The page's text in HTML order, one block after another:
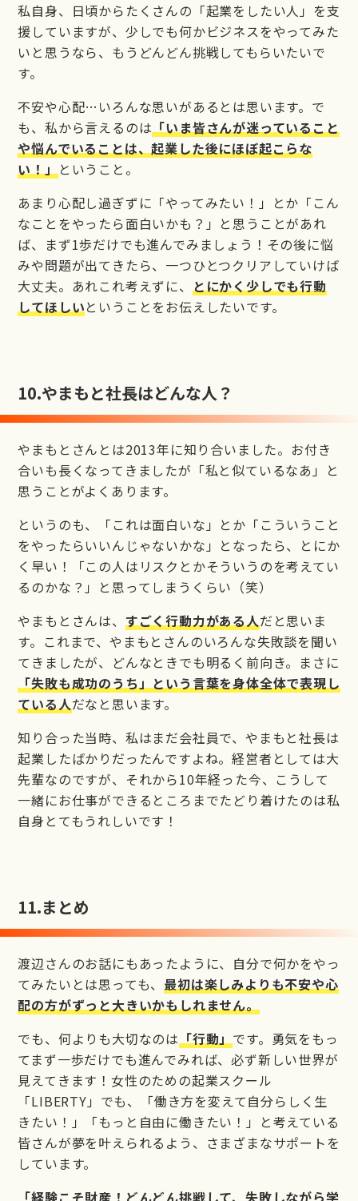
私自身、日頃からたくさんの「起業をしたい人」を支
援していますが、少しでも何かビジネスをやってみた
いと思うなら、もうどんどん挑戦してもらいたいで
す。
不安や心配…いろんな思いがあるとは思います。で
も、私から言えるのは「いま皆さんが迷っていること
や悩んでいることは、起業した後にほぼ起こらな
い！」ということ。
あまり心配し過ぎずに「やってみたい！」とか「こん
なことをやったら面白いかも？」と思うことがあれ
ば、まず1歩だけでも進んでみましょう！その後に悩
みや問題が出てきたら、一つひとつクリアしていけば
大丈夫。あれこれ考えずに、 とにかく少しでも行動
してほしいということをお伝えしたいです。
10.やまもと社長はどんな人？
やまもとさんとは2013年に知り合いました。お付き
合いも長くなってきましたが「私と似ているなあ」と
思うことがよくあります。
というのも、「これは面白いな」とか「こういうこと
をやったらいいんじゃないかな」となったら、とにか
く早い！「この人はリスクとかそういうのを考えてい
るのかな？」と思ってしまうくらい（笑）
やまもとさんは、 すごく行動力がある人だと思いま
す。これまで、やまもとさんのいろんな失敗談を聞い
てきましたが、どんなときでも明るく前向き。まさに
「失敗も成功のうち」という言葉を身体全体で表現し
ている人だなと思います。
知り合った当時、私はまだ会社員で、やまもと社長は
起業したばかりだったんですよね。経営者としては大
先輩なのですが、それから10年経った今、こうして
一緒にお仕事ができるところまでたどり着けたのは私
自身とてもうれしいです！
11.まとめ
渡辺さんのお話にもあったように、自分で何かをやっ
てみたいとは思っても、最初は楽しみよりも不安や心
配の方がずっと大きいかもしれません。
でも、何よりも大切なのは「行動」です。勇気をもっ
てまず一歩だけでも進んでみれば、必ず新しい世界が
見えてきます！女性のための起業スクール
「LIBERTY」でも、「働き方を変えて自分らしく生
きたい！」「もっと自由に働きたい！」と考えている
皆さんが夢を叶えられるよう、さまざまなサポートを
しています。
「経験こそ財産！どんどん挑戦して、失敗しながら学